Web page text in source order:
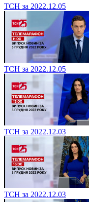
ТСН за 2022.12.05
ТСН за 2022.12.05
ТСН за 2022.12.03
ТСН за 2022.12.03